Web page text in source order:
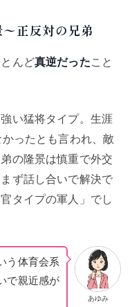
正反対の兄弟
んど真逆だったこと
い猛将タイプ。生涯
ったとも言われ、敵
の隆景は慎重で外交
ず話し合いで解決で
タイプの軍人」でし
あゆみ
う体育会系
で親近感が